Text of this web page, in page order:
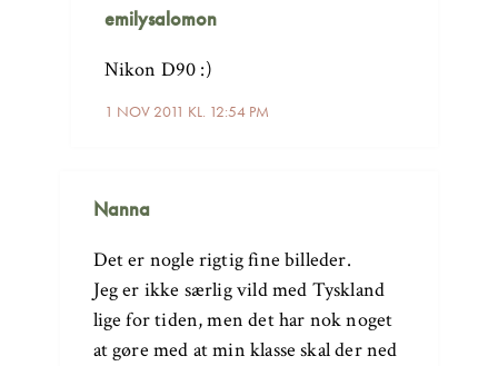
emilysalomon
1 NOV 2011 KL. 12:54 PM
Nikon D90 :)
Nanna
Det er nogle rigtig fine billeder.
Jeg er ikke særlig vild med Tyskland
lige for tiden, men det har nok noget
at gøre med at min klasse skal der ned